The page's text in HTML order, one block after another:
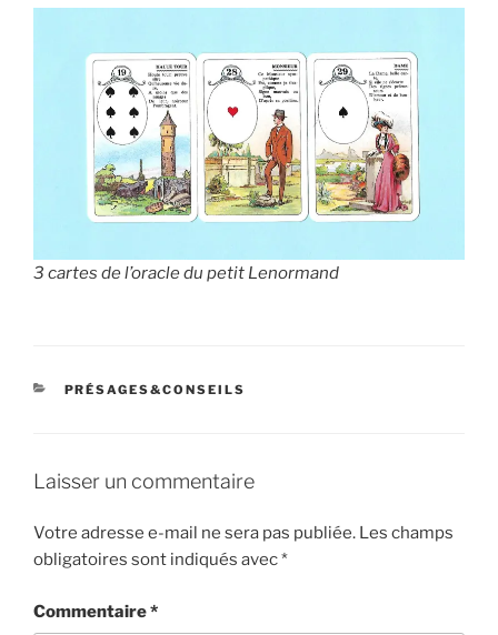
3 cartes de l’oracle du petit Lenormand
CATÉGORIES
PRÉSAGES&CONSEILS
Laisser un commentaire
Votre adresse e-mail ne sera pas publiée. Les champs
obligatoires sont indiqués avec*
Commentaire*